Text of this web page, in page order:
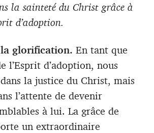
la sainteté du Christ grâce à
d’adoption.
la glorification. En tant que
l’Esprit d’adoption, nous
la justice du Christ, mais
l’attente de devenir
à lui. La grâce de
un extraordinaire